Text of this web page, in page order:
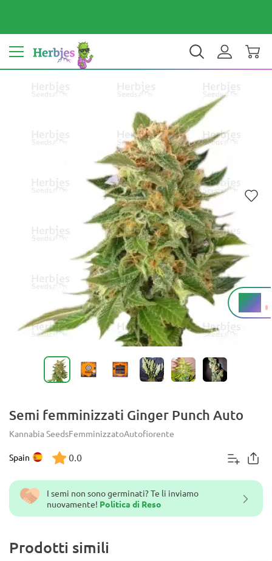
Il tuo Paese: Italy € EUR IT
12%
THC
Semi femminizzati Ginger Punch Auto
Kannabia SeedsFemminizzatoAutofiorente
Spain 0.0
I semi non sono germinati? Te li inviamo
nuovamente! Politica di Reso
Prodotti simili